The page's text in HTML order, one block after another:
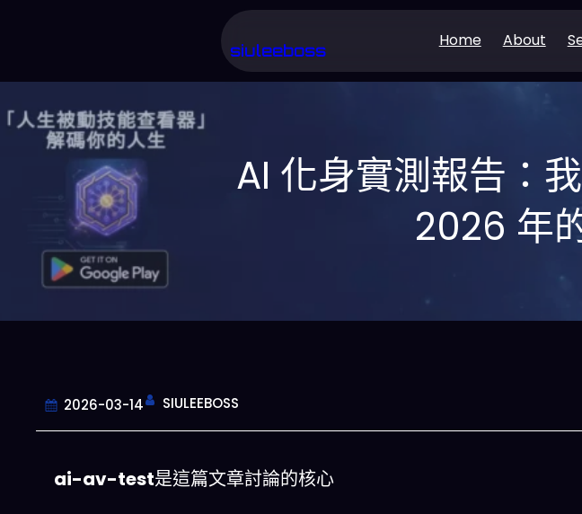
主
要
siuleeboss Home About
AI 化身實測報告：
2026 年
2026-03-14 SIULEEBOSS
ai-av-test是這篇文章討論的核心